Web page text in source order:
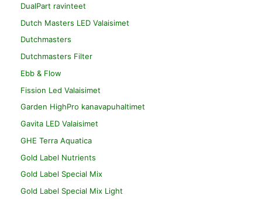
DualPart ravinteet
Dutch Masters LED Valaisimet
Dutchmasters
Dutchmasters Filter
Ebb & Flow
Fission Led Valaisimet
Garden HighPro kanavapuhaltimet
Gavita LED Valaisimet
GHE Terra Aquatica
Gold Label Nutrients
Gold Label Special Mix
Gold Label Special Mix Light